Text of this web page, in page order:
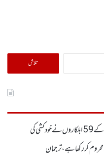
تلاش
کریں
کر رکھا ہے، ترجمان